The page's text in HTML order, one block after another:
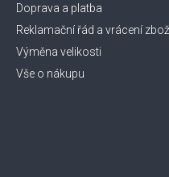
Doprava a platba
Reklamační řád a vrácení
Výměna velikosti
Vše o nákupu